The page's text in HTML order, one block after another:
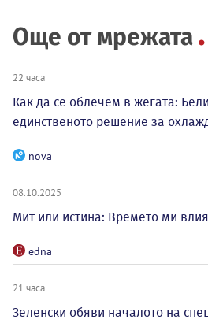
Още от мрежата
22 часа
Как да се облечем в жегата:
единственото решение за
nova
08.10.2025
Мит или истина: Времето ми
edna
21 часа
Зеленски обяви началото на